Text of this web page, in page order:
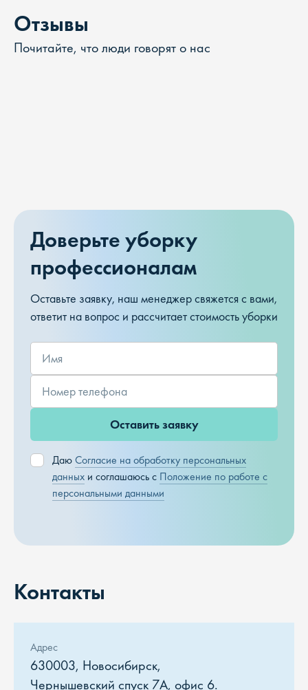
Отзывы
Почитайте, что люди говорят о нас
Доверьте уборку
профессионалам
Оставьте заявку, наш менеджер свяжется с вами,
ответит на вопрос и рассчитает стоимость уборки
Оставить заявку
ДаюСогласие на обработку персональных
данных и соглашаюсь с Положение по работе с
персональными данными
Контакты
Адрес
630003, Новосибирск,
Чернышевский спуск 7А, офис 6.